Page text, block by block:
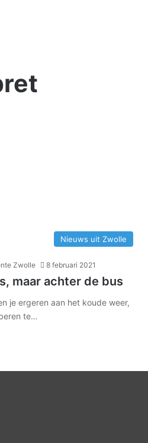
Nieuws uit Zwolle
Zwolle 8 februari 2021
maar achter de bus
je ergeren aan het koude weer,
te…